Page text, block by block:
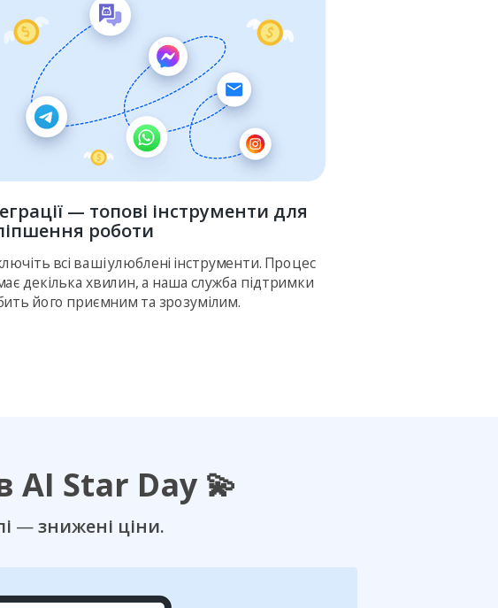
всі ваші улюблені інструменти. Процес
декілька хвилин, а наша служба підтримки
його приємним та зрозумілим.
— топові інструменти для
роботи
AI Star Day 💫
—знижені ціни.